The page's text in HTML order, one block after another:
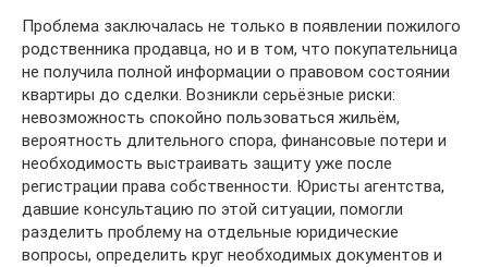
Проблема заключалась не только в появлении пожилого
родственника продавца, но и в том, что покупательница
не получила полной информации о правовом состоянии
квартиры до сделки. Возникли серьёзные риски:
невозможность спокойно пользоваться жильём,
вероятность длительного спора, финансовые потери и
необходимость выстраивать защиту уже после
регистрации права собственности. Юристы агентства,
давшие консультацию по этой ситуации, помогли
разделить проблему на отдельные юридические
вопросы, определить круг необходимых документов и